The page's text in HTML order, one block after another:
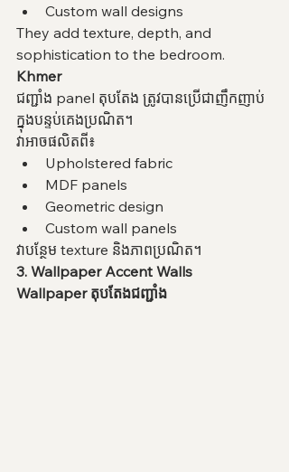
Custom wall designs
They add texture, depth, and
sophistication to the bedroom.
Khmer
ជញ្ជាំង panel តុបតែង ត្រូវបានប្រើជាញឹកញាប់
ក្នុងបន្ទប់គេងប្រណិត។
វាអាចផលិតពី៖
Upholstered fabric
MDF panels
Geometric design
Custom wall panels
វាបន្ថែម texture និងភាពប្រណិត។
3. Wallpaper Accent Walls
Wallpaper តុបតែងជញ្ជាំង